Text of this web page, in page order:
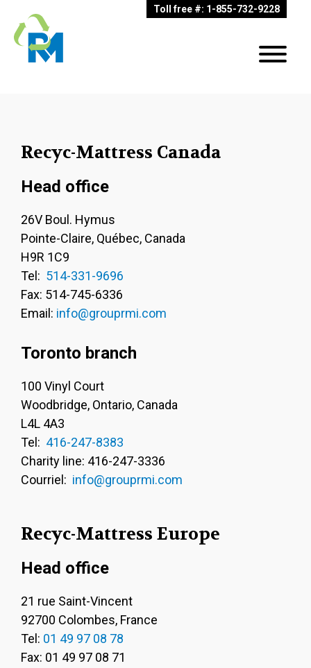
Toll free #: 1-855-732-9228
Recyc-Mattress Canada
Head office
26V Boul. Hymus
Pointe-Claire, Québec, Canada
H9R 1C9
Tel: 514-331-9696
Fax: 514-745-6336
Email: info@grouprmi.com
Toronto branch
100 Vinyl Court
Woodbridge, Ontario, Canada
L4L 4A3
Tel: 416-247-8383
Charity line: 416-247-3336
Courriel: info@grouprmi.com
Recyc-Mattress Europe
Head office
21 rue Saint-Vincent
92700 Colombes, France
Tel: 01 49 97 08 78
Fax: 01 49 97 08 71